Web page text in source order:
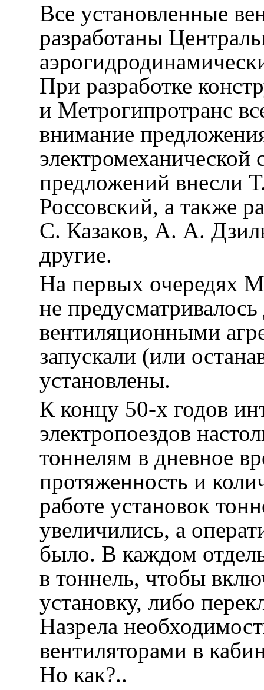
Все установленные
разработаны
При разработке
и Метрогипротранс
внимание
предложений внесли
Россовский, а также
С. Казаков, А. А.
другие.
На первых очередях
не
вентиляционными
запускали (или
установлены.
К концу 50-х годов
электропоездов
тоннелям в дневное
протяженность и
работе установок
увеличились, а
было. В каждом
в тоннель, чтобы
установку, либо
Назрела
вентиляторами в
Но как?..